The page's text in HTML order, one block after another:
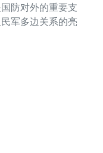
防对外的重要支
军多边关系的亮